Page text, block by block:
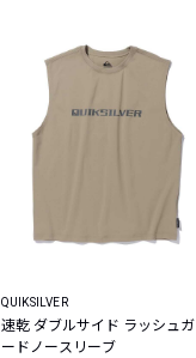
QUIKSILVER
速乾 ダブルサイド ラッシュガ
ードノースリーブ